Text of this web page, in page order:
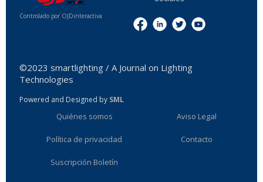
Controlado por OJDinteractiva
©2023 smartlighting / A Journal on Lighting
Technologies
Powered and Designed by SML
Quiénes somos Aviso Legal
Política de privacidad Contacto
Suscripción Boletín